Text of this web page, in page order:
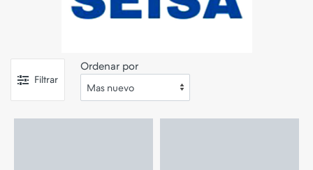
Filtrar
Ordenar por